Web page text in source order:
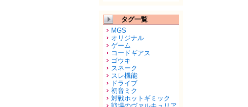
タグ一覧
MGS
オリジナル
ゲーム
コードギアス
ゴウキ
スネーク
スレ機能
ドライブ
初音ミク
対戦ホットギミック